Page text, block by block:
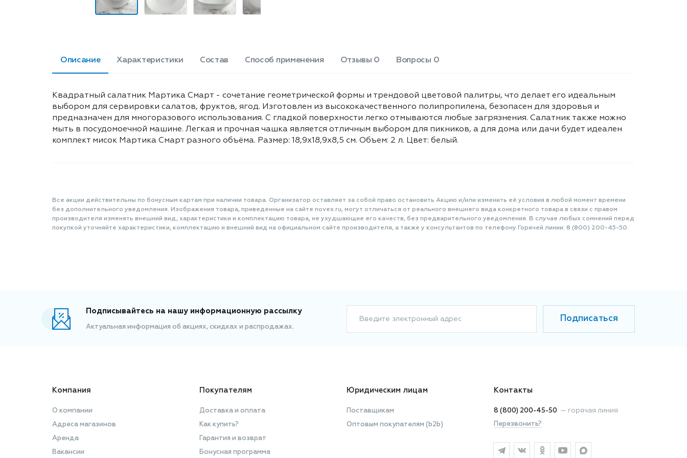
Описание Характеристики Состав Способ применения Отзывы 0 Вопросы 0
Квадратный салатник Мартика Смарт - сочетание геометрической формы и трендовой цветовой палитры, что делает его идеальным
выбором для сервировки салатов, фруктов, ягод. Изготовлен из высококачественного полипропилена, безопасен для здоровья и
предназначен для многоразового использования. С гладкой поверхности легко отмываются любые загрязнения. Салатник также можно
мыть в посудомоечной машине. Легкая и прочная чашка является отличным выбором для пикников, а для дома или дачи будет идеален
комплект мисок Мартика Смарт разного объёма. Размер: 18,9x18,9x8,5 см. Объем: 2 л. Цвет: белый.
Все акции действительны по бонусным картам при наличии товара. Организатор оставляет за собой право остановить Акцию и/или изменить её условия в любой момент времени
без дополнительного уведомления. Изображения товара, приведенные на сайте novex.ru, могут отличаться от реального внешнего вида конкретного товара в связи с правом
производителя изменять внешний вид, характеристики и комплектацию товара, не ухудшающие его качеств, без предварительного уведомления. В случае любых сомнений перед
покупкой уточняйте характеристики, комплектацию и внешний вид на официальном сайте производителя, а также у консультантов по телефону Горячей линии: 8 (800) 200-45-50.
Подписывайтесь на нашу информационную рассылку
Актуальная информация об акциях, скидках и распродажах.
Введите электронный адрес Подписаться
Компания
О компании
Адреса магазинов
Аренда
Вакансии
Покупателям
Доставка и оплата
Как купить?
Гарантия и возврат
Бонусная программа
Юридическим лицам
Поставщикам
Оптовым покупателям (b2b)
Контакты
8 (800) 200-45-50 — горячая линия
Перезвонить?